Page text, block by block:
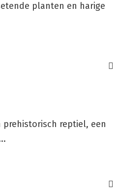
planten en harige
prehistorisch reptiel, een